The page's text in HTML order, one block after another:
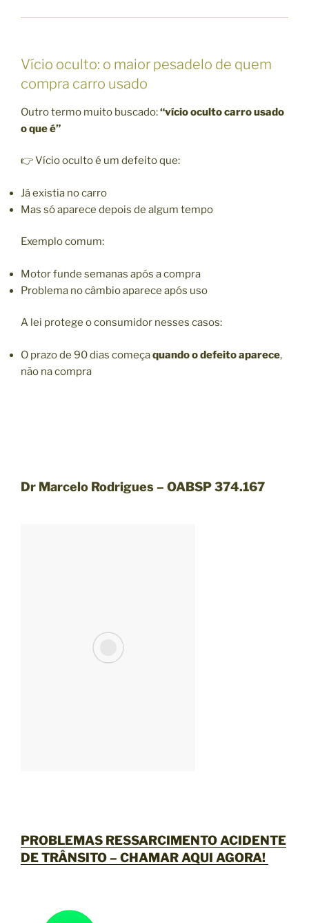
Vício oculto: o maior pesadelo de quem
compra carro usado
Outro termo muito buscado:“vício oculto carro usado
o que é”
👉 Vício oculto é um defeito que:
Já existia no carro
Mas só aparece depois de algum tempo
Exemplo comum:
Motor funde semanas após a compra
Problema no câmbio aparece após uso
A lei protege o consumidor nesses casos:
O prazo de 90 dias começaquando o defeito aparece,
não na compra
Dr Marcelo Rodrigues – OABSP 374.167
PROBLEMAS RESSARCIMENTO ACIDENTE
DE TRÂNSITO – CHAMAR AQUI AGORA!